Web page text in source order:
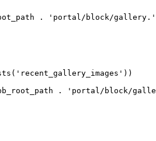
. 'portal/block/
. 'portal/block/